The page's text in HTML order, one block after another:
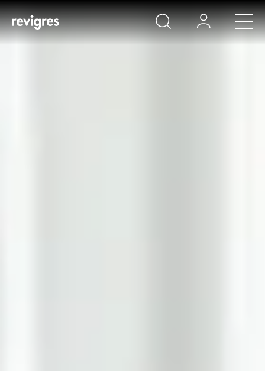
Zum Hauptinhalt springen